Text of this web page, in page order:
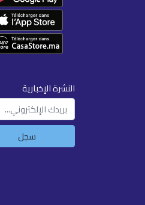
النشرة الإخبارية
سجل